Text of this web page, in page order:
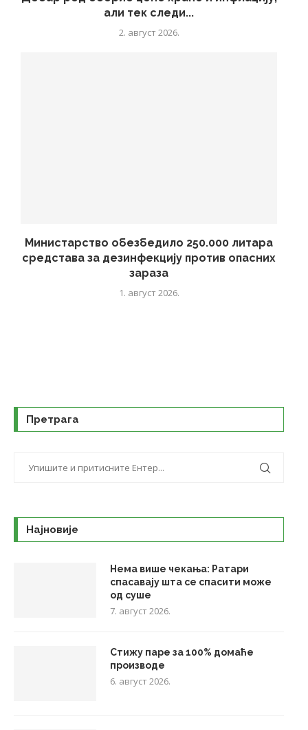
али тек следи...
2. август 2026.
Министарство обезбедило 250.000 литара
средстава за дезинфекцију против опасних
зараза
1. август 2026.
Претрага
Најновије
Нема више чекања: Ратари
спасавају шта се спасити може
од суше
7. август 2026.
Стижу паре за 100% домаће
производе
6. август 2026.